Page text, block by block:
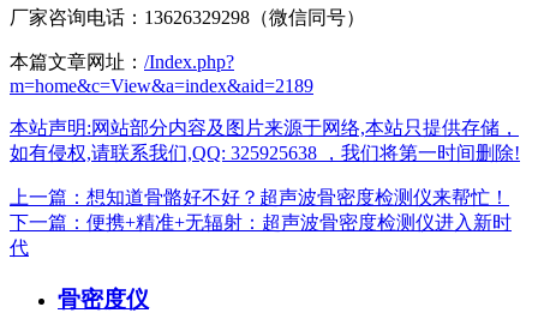
厂家咨询电话：13626329298（微信同号）
本篇文章网址： /Index.php?
m=home&c=View&a=index&aid=2189
本站声明:网站部分内容及图片来源于网络,本站只提供存储，
如有侵权,请联系我们,QQ: 325925638 ，我们将第一时间删除!
上一篇：想知道骨骼好不好？超声波骨密度检测仪来帮忙！
下一篇：便携+精准+无辐射：超声波骨密度检测仪进入新时
代
骨密度仪